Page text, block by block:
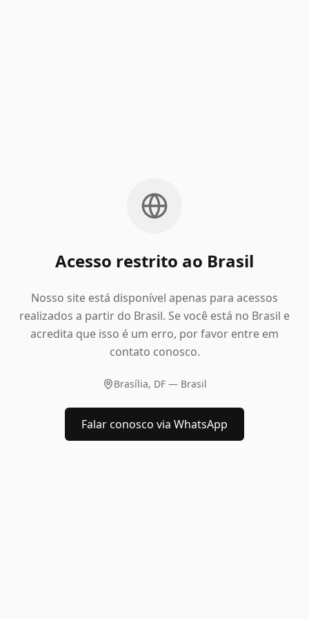
Acesso restrito ao Brasil
Nosso site está disponível apenas para acessos
realizados a partir do Brasil. Se você está no Brasil e
acredita que isso é um erro, por favor entre em
contato conosco.
Brasília, DF — Brasil
Falar conosco via WhatsApp